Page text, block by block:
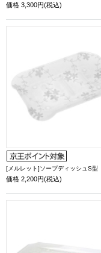
価格 3,300円(税込)
[メルレット]ソープディッシュS型
価格 2,200円(税込)